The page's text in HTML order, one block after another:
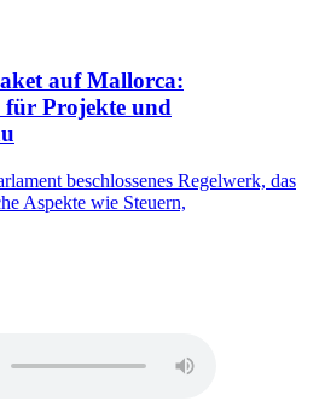
auf Mallorca:
für Projekte und
beschlossenes Regelwerk, das
Aspekte wie Steuern,